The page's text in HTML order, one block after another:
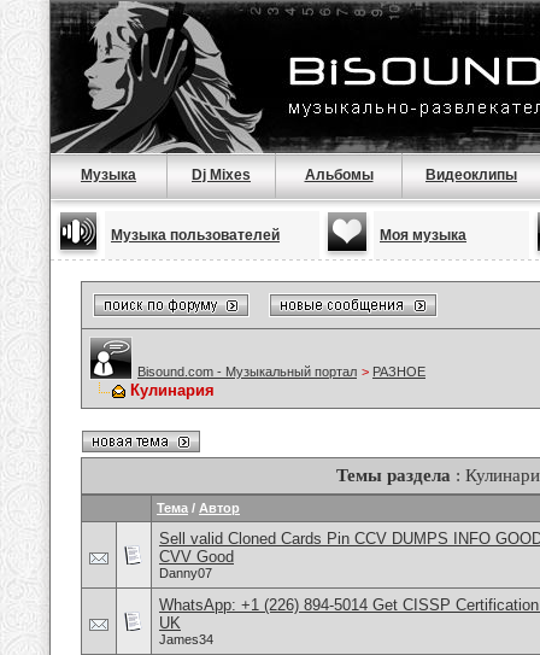
Музыка Dj Mixes Альбомы Видеоклипы
Музыка пользователей Моя музыка
Bisound.com - Музыкальный портал > РАЗНОЕ
Кулинария
Темы раздела :
Тема / Автор
Sell valid Cloned Cards Pin CCV DUMPS INFO
CVV Good
Danny07
WhatsApp: +1 (226) 894-5014​ Get CISSP
UK
James34